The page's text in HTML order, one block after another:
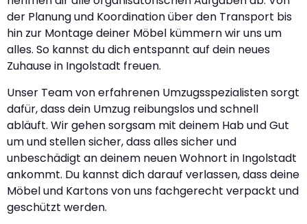
der Planung und Koordination über den Transport bis
hin zur Montage deiner Möbel kümmern wir uns um
alles. So kannst du dich entspannt auf dein neues
Zuhause in Ingolstadt freuen.
Unser Team von erfahrenen Umzugsspezialisten sorgt
dafür, dass dein Umzug reibungslos und schnell
abläuft. Wir gehen sorgsam mit deinem Hab und Gut
um und stellen sicher, dass alles sicher und
unbeschädigt an deinem neuen Wohnort in Ingolstadt
ankommt. Du kannst dich darauf verlassen, dass deine
Möbel und Kartons von uns fachgerecht verpackt und
geschützt werden.